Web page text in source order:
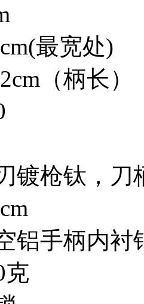
最宽处)
（柄长）
镀枪钛，刀
铝手柄内衬
克